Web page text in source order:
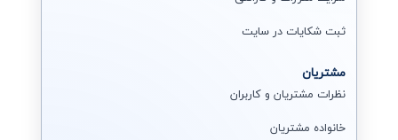
ثبت شکایات در سایت
مشتریان
نظرات مشتریان و کاربران
خانواده مشتریان